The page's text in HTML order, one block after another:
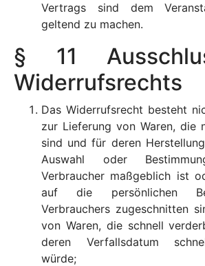
Vertrags sind dem
geltend zu machen.
§ 11
Widerrufsrechts
Das Widerrufsrecht besteht
zur Lieferung von Waren, die
sind und für deren
Auswahl oder
Verbraucher maßgeblich ist
auf die persönlichen
Verbrauchers zugeschnitten
von Waren, die schnell
deren Verfallsdatum
würde;